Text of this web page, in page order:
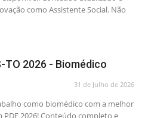
como Assistente Social. Não
TO 2026 - Biomédico
31 de Julho de 2026
como biomédico com a melhor
PDF 2026! Conteúdo completo e